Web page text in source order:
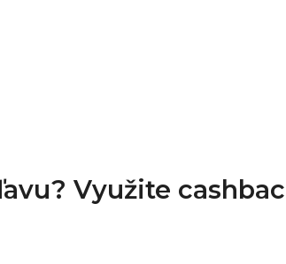
Využite